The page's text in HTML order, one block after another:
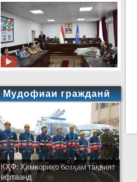
Мудофиаи гражданӣ
КҲФ: Ҳамкориҳо бозҳам тақвият
ёфтаанд